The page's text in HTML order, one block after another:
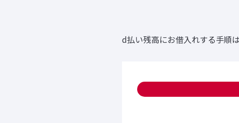
d払い残高にお借入れする手順